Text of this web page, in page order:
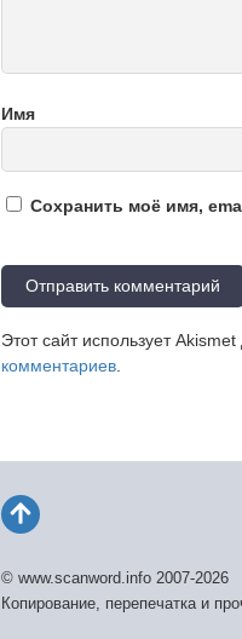
Имя
Сохранить моё имя,
Этот сайт использует
комментариев
© www.scanword.info 2007-2026
Копирование, перепечатка и